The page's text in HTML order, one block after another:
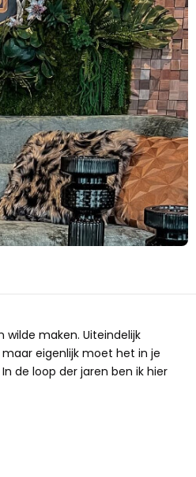
maken. Uiteindelijk
eigenlijk moet het in je
de loop der jaren ben ik hier